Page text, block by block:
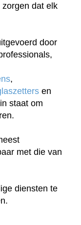
dat elk
door
,
en
staat om
met die van
diensten te